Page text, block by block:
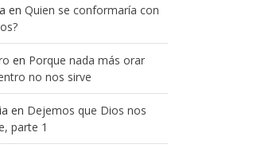
en Quien se conformaría con
en Porque nada más orar
no nos sirve
en Dejemos que Dios nos
parte 1